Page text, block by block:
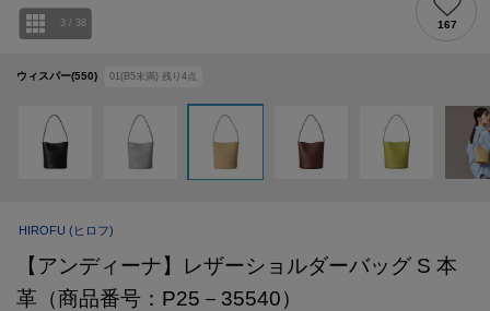
ウィスパー(550) 01(B5未満) 残り 4点
3 / 38 167
HIROFU (ヒロフ)
【アンディーナ】レザーショルダーバッグ S 本
革（商品番号：P25－35540）